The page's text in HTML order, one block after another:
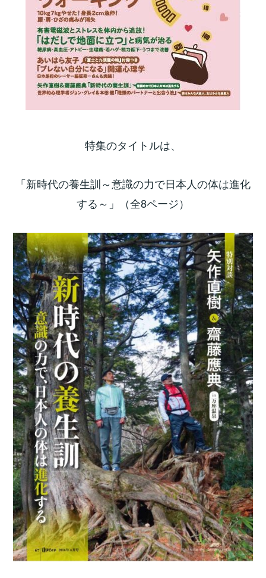
特集のタイトルは、
「新時代の養生訓～意識の力で日本人の体は進化
する～」（全8ページ）